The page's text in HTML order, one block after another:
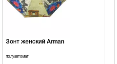
Зонт женский Arman
полуавтомат